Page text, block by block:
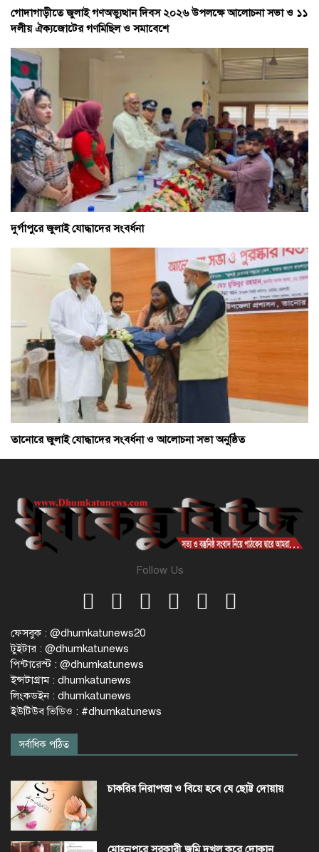
গোদাগাড়ীতে জুলাই গণঅভ্যুত্থান দিবস ২০২৬ উপলক্ষে আলোচনা সভা ও ১১
দলীয় ঐক্যজোটের গণমিছিল ও সমাবেশে
দুর্গাপুরে জুলাই যোদ্ধাদের সংবর্ধনা
তানোরে জুলাই যোদ্ধাদের সংবর্ধনা ও আলোচনা সভা অনুষ্ঠিত
Follow Us
ফেসবুক : @dhumkatunews20
টুইটার : @dhumkatunews
পিন্টারেস্ট : @dhumkatunews
ইন্সটাগ্রাম : dhumkatunews
লিংকডইন : dhumkatunews
ইউটিউব ভিডিও : #dhumkatunews
সর্বাধিক পঠিত
চাকরির নিরাপত্তা ও বিয়ে হবে যে ছোট্ট দোয়ায়
মোহনপুরে সরকারী জমি দখল করে দোকান